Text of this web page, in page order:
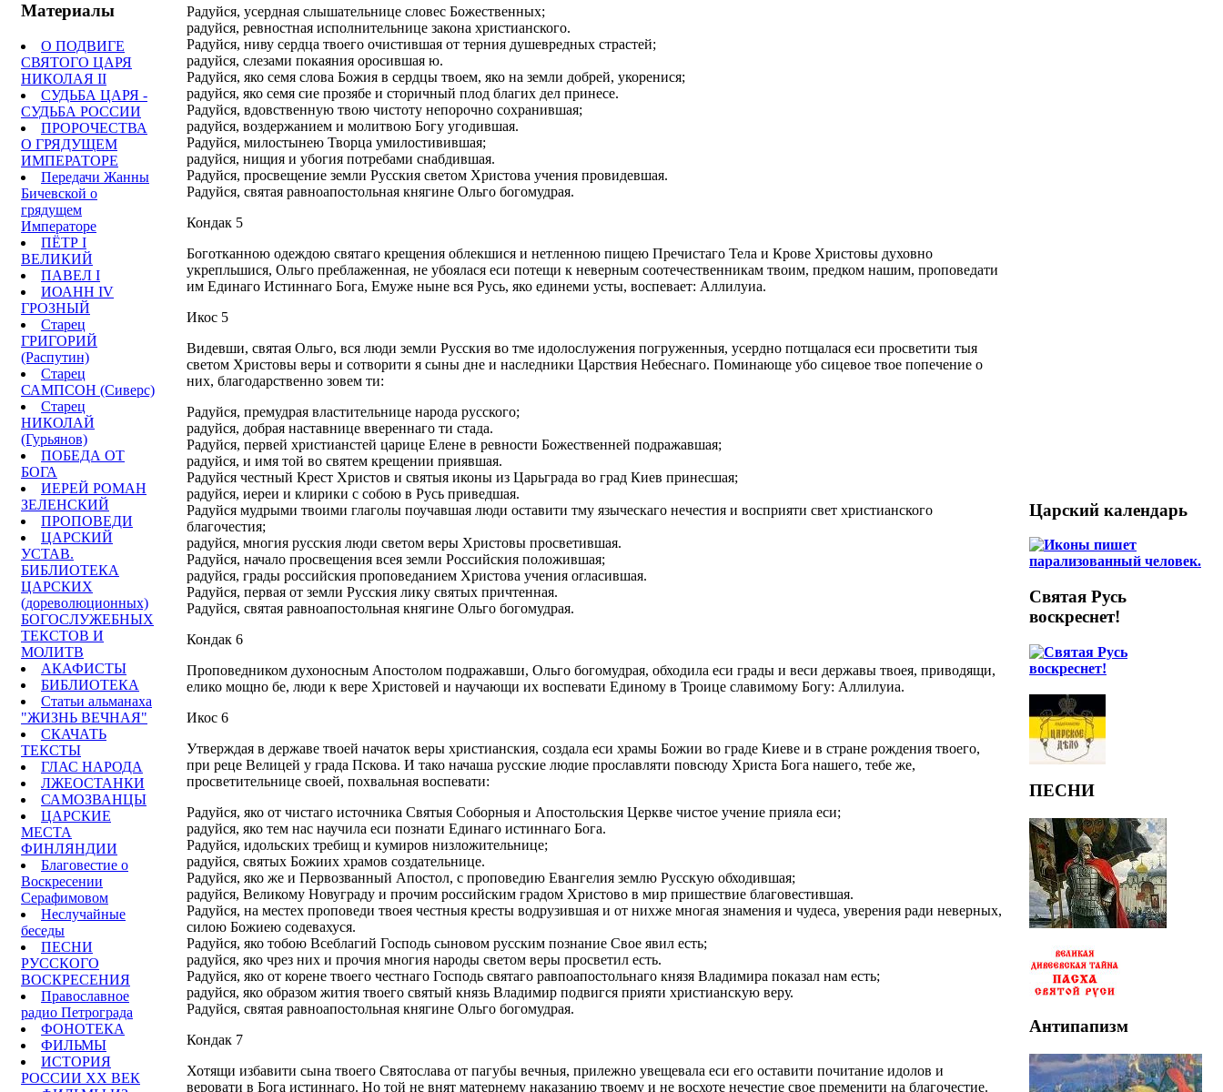
Материалы
О ПОДВИГЕ
СВЯТОГО ЦАРЯ
НИКОЛАЯ II
СУДЬБА ЦАРЯ -
СУДЬБА РОССИИ
ПРОРОЧЕСТВА
О ГРЯДУЩЕМ
ИМПЕРАТОРЕ
Передачи Жанны
Бичевской о
грядущем
Императоре
ПЁТР I
ВЕЛИКИЙ
ПАВЕЛ I
ИОАНН IV
ГРОЗНЫЙ
Старец
ГРИГОРИЙ
(Распутин)
Старец
САМПСОН (Сиверс)
Старец
НИКОЛАЙ
(Гурьянов)
ПОБЕДА ОТ
БОГА
ИЕРЕЙ РОМАН
ЗЕЛЕНСКИЙ
ПРОПОВЕДИ
ЦАРСКИЙ
УСТАВ.
БИБЛИОТЕКА
ЦАРСКИХ
(дореволюционных)
БОГОСЛУЖЕБНЫХ
ТЕКСТОВ И
МОЛИТВ
АКАФИСТЫ
БИБЛИОТЕКА
Статьи альманаха
"ЖИЗНЬ ВЕЧНАЯ"
СКАЧАТЬ
ТЕКСТЫ
ГЛАС НАРОДА
ЛЖЕОСТАНКИ
САМОЗВАНЦЫ
ЦАРСКИЕ
МЕСТА
ФИНЛЯНДИИ
Благовестие о
Воскресении
Серафимовом
Неслучайные
беседы
ПЕСНИ
РУССКОГО
ВОСКРЕСЕНИЯ
Православное
радио Петрограда
ФОНОТЕКА
ФИЛЬМЫ
ИСТОРИЯ
РОССИИ ХХ ВЕК
Радуйся, усердная слышательнице словес Божественных;
радуйся, ревностная исполнительнице закона христианского.
Радуйся, ниву сердца твоего очистившая от терния душевредных страстей;
радуйся, слезами покаяния оросившая ю.
Радуйся, яко семя слова Божия в сердцы твоем, яко на земли добрей, укоренися;
радуйся, яко семя сие прозябе и сторичный плод благих дел принесе.
Радуйся, вдовственную твою чистоту непорочно сохранившая;
радуйся, воздержанием и молитвою Богу угодившая.
Радуйся, милостынею Творца умилостивившая;
радуйся, нищия и убогия потребами снабдившая.
Радуйся, просвещение земли Русския светом Христова учения провидевшая.
Радуйся, святая равноапостольная княгине Ольго богомудрая.
Кондак 5
Боготканною одеждою святаго крещения облекшися и нетленною пищею Пречистаго Тела и Крове Христовы духовно
укрепльшися, Ольго преблаженная, не убоялася еси потещи к неверным соотечественникам твоим, предком нашим, проповедати
им Единаго Истиннаго Бога, Емуже ныне вся Русь, яко единеми усты, воспевает: Аллилуиа.
Икос 5
Видевши, святая Ольго, вся люди земли Русския во тме идолослужения погруженныя, усердно потщалася еси просветити тыя
светом Христовы веры и сотворити я сыны дне и наследники Царствия Небеснаго. Поминающе убо сицевое твое попечение о
них, благодарственно зовем ти:
Радуйся, премудрая властительнице народа русского;
радуйся, добрая наставнице ввереннаго ти стада.
Радуйся, первей христианстей царице Елене в ревности Божественней подражавшая;
радуйся, и имя той во святем крещении приявшая.
Радуйся честный Крест Христов и святыя иконы из Царьграда во град Киев принесшая;
радуйся, иереи и клирики с собою в Русь приведшая.
Радуйся мудрыми твоими глаголы поучавшая люди оставити тму языческаго нечестия и восприяти свет христианского
благочестия;
радуйся, многия русския люди светом веры Христовы просветившая.
Радуйся, начало просвещения всея земли Российския положившая;
радуйся, грады российския проповеданием Христова учения огласившая.
Радуйся, первая от земли Русския лику святых причтенная.
Радуйся, святая равноапостольная княгине Ольго богомудрая.
Кондак 6
Проповедником духоносным Апостолом подражавши, Ольго богомудрая, обходила еси грады и веси державы твоея, приводящи,
елико мощно бе, люди к вере Христовей и научающи их воспевати Единому в Троице славимому Богу: Аллилуиа.
Икос 6
Утверждая в державе твоей начаток веры христианския, создала еси храмы Божии во граде Киеве и в стране рождения твоего,
при реце Велицей у града Пскова. И тако начаша русские людие прославляти повсюду Христа Бога нашего, тебе же,
просветительнице своей, похвальная воспевати:
Радуйся, яко от чистаго источника Святыя Соборныя и Апостольския Церкве чистое учение прияла еси;
радуйся, яко тем нас научила еси познати Единаго истиннаго Бога.
Радуйся, идольских требищ и кумиров низложительнице;
радуйся, святых Божиих храмов создательнице.
Радуйся, яко же и Первозванный Апостол, с проповедию Евангелия землю Русскую обходившая;
радуйся, Великому Новуграду и прочим российским градом Христово в мир пришествие благовестившая.
Радуйся, на местех проповеди твоея честныя кресты водрузившая и от нихже многая знамения и чудеса, уверения ради неверных,
силою Божиею содевахуся.
Радуйся, яко тобою Всеблагий Господь сыновом русским познание Свое явил есть;
радуйся, яко чрез них и прочия многия народы светом веры просветил есть.
Радуйся, яко от корене твоего честнаго Господь святаго равпоапостольнаго князя Владимира показал нам есть;
радуйся, яко образом жития твоего святый князь Владимир подвигся прияти христианскую веру.
Радуйся, святая равноапостольная княгине Ольго богомудрая.
Кондак 7
Хотящи избавити сына твоего Святослава от пагубы вечныя, прилежно увещевала еси его оставити почитание идолов и
веровати в Бога истиннаго. Но той не внят матернему наказанию твоему и не восхоте нечестие свое пременити на благочестие.
Царский календарь
Святая Русь
воскреснет!
ПЕСНИ
Антипапизм